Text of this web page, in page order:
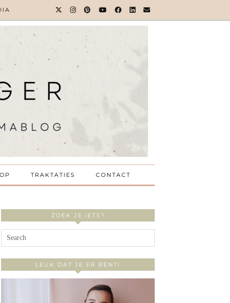
TRAKTATIES CONTACT
ZOEK JE IETS?
LEUK DAT JE ER BENT!